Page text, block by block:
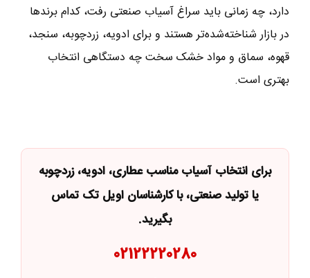
دارد، چه زمانی باید سراغ آسیاب صنعتی رفت، کدام برندها
در بازار شناخته‌شده‌تر هستند و برای ادویه، زردچوبه، سنجد،
قهوه، سماق و مواد خشک سخت چه دستگاهی انتخاب
بهتری است.
برای انتخاب آسیاب مناسب عطاری، ادویه، زردچوبه
یا تولید صنعتی، با کارشناسان اویل تک تماس
بگیرید.
02122220280